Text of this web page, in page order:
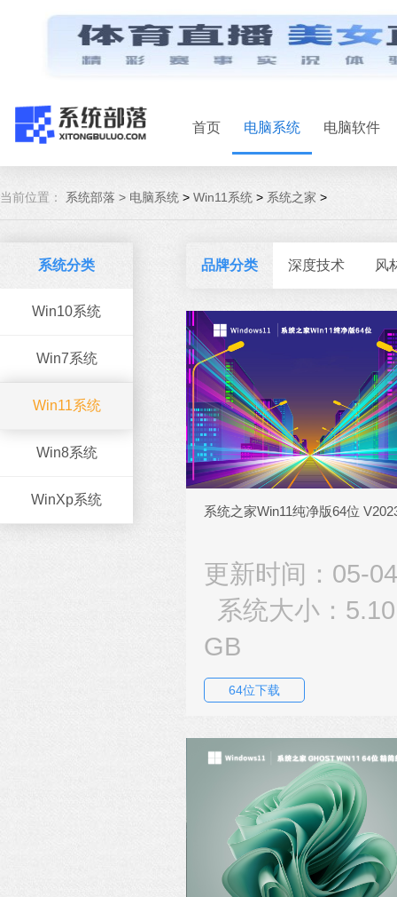
首页 电脑系统 电脑软件
当前位置： 系统部落 > 电脑系统 > Win11系统 > 系统之家 >
系统分类
Win10系统
Win7系统
Win11系统
Win8系统
WinXp系统
品牌分类 深度技术 风
系统之家Win11纯净版64位
更新时间：05-04
系统大小：5.10
GB
64位下载